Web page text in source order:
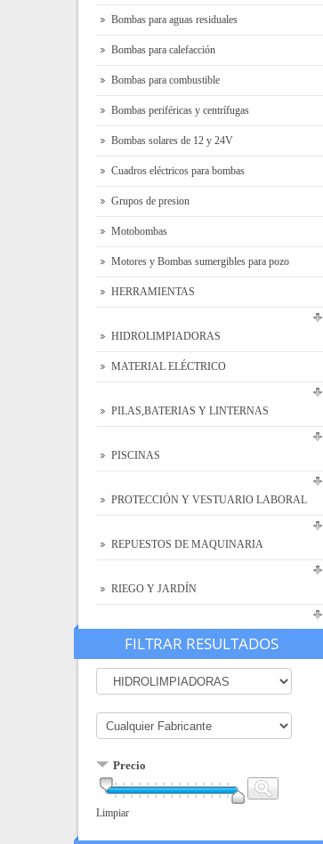
Bombas para aguas residuales
Bombas para calefacción
Bombas para combustible
Bombas periféricas y centrífugas
Bombas solares de 12 y 24V
Cuadros eléctricos para bombas
Grupos de presion
Motobombas
Motores y Bombas sumergibles para pozo
HERRAMIENTAS
HIDROLIMPIADORAS
MATERIAL ELÉCTRICO
PILAS,BATERIAS Y LINTERNAS
PISCINAS
PROTECCIÓN Y VESTUARIO LABORAL
REPUESTOS DE MAQUINARIA
RIEGO Y JARDÍN
FILTRAR RESULTADOS
Precio
Limpiar